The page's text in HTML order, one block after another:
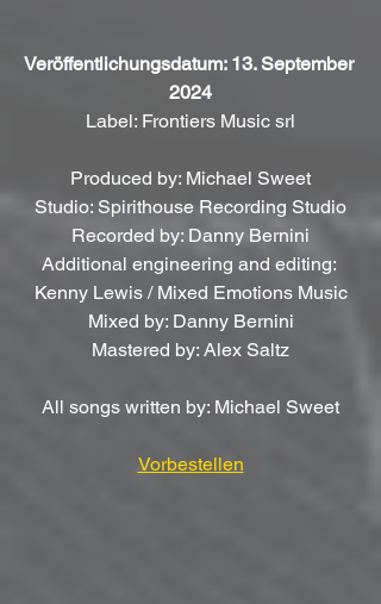
Veröffentlichungsdatum: 13. September
2024
Label: Frontiers Music srl
Produced by: Michael Sweet
Studio: Spirithouse Recording Studio
Recorded by: Danny Bernini
Additional engineering and editing:
Kenny Lewis / Mixed Emotions Music
Mixed by: Danny Bernini
Mastered by: Alex Saltz
All songs written by: Michael Sweet
Vorbestellen